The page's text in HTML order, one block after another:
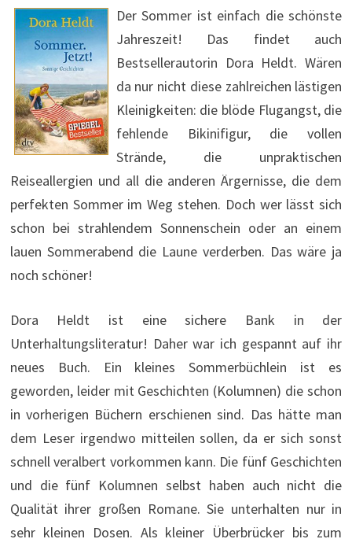
Der Sommer ist einfach die schönste
Jahreszeit! Das findet auch
Bestsellerautorin Dora Heldt. Wären
da nur nicht diese zahlreichen lästigen
Kleinigkeiten: die blöde Flugangst, die
fehlende Bikinifigur, die vollen
Strände, die unpraktischen
Reiseallergien und all die anderen Ärgernisse, die dem
perfekten Sommer im Weg stehen. Doch wer lässt sich
schon bei strahlendem Sonnenschein oder an einem
lauen Sommerabend die Laune verderben. Das wäre ja
noch schöner!
Dora Heldt ist eine sichere Bank in der
Unterhaltungsliteratur! Daher war ich gespannt auf ihr
neues Buch. Ein kleines Sommerbüchlein ist es
geworden, leider mit Geschichten (Kolumnen) die schon
in vorherigen Büchern erschienen sind. Das hätte man
dem Leser irgendwo mitteilen sollen, da er sich sonst
schnell veralbert vorkommen kann. Die fünf Geschichten
und die fünf Kolumnen selbst haben auch nicht die
Qualität ihrer großen Romane. Sie unterhalten nur in
sehr kleinen Dosen. Als kleiner Überbrücker bis zum